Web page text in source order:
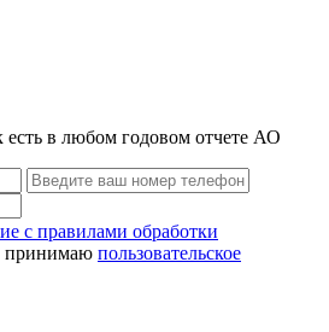
в любом годовом отчете АО
с правилами обработки
принимаю пользовательское